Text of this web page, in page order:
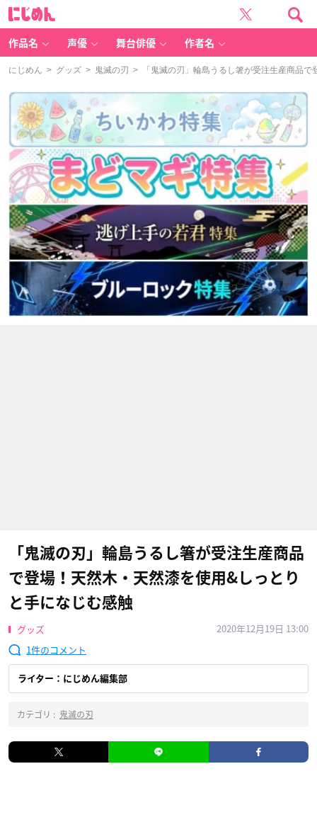
作品名 声優 舞台俳優 作者名
にじめん > グッズ > 鬼滅の刃 > 「鬼滅の刃」輪島うるし箸が受注生産商品で
「鬼滅の刃」輪島うるし箸が受注生産商品
で登場！天然木・天然漆を使用&しっとり
と手になじむ感触
グッズ
2020年12月19日 13:00
1
ライター：にじめん編集部
カテゴリ : 鬼滅の刃